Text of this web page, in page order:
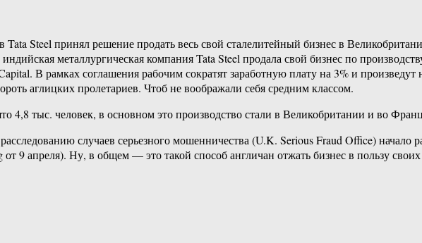
Tata Steel принял решение продать весь свой сталелитейный бизнес в
металлургическая компания Tata Steel продала свой бизнес по
В рамках соглашения рабочим сократят заработную плату на 3% и
аглицких пролетариев. Чтоб не воображали себя средним классом.
4,8 тыс. человек, в основном это производство стали в Великобритании и во
случаев серьезного мошенничества (U.K. Serious Fraud Office) начало
от 9 апреля). Ну, в общем — это такой способ англичан отжать бизнес в пользу